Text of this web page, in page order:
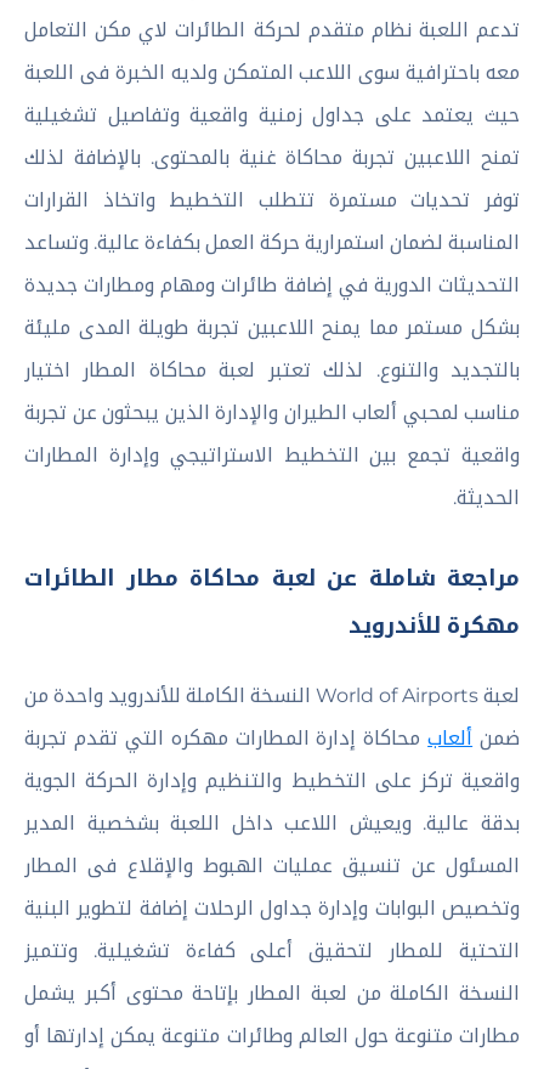
تدعم اللعبة نظام متقدم لحركة الطائرات لاي مكن التعامل
معه باحترافية سوى اللاعب المتمكن ولديه الخبرة فى اللعبة
حيث يعتمد على جداول زمنية واقعية وتفاصيل تشغيلية
تمنح اللاعبين تجربة محاكاة غنية بالمحتوى. بالإضافة لذلك
توفر تحديات مستمرة تتطلب التخطيط واتخاذ القرارات
المناسبة لضمان استمرارية حركة العمل بكفاءة عالية. وتساعد
التحديثات الدورية في إضافة طائرات ومهام ومطارات جديدة
بشكل مستمر مما يمنح اللاعبين تجربة طويلة المدى مليئة
بالتجديد والتنوع. لذلك تعتبر لعبة محاكاة المطار اختيار
مناسب لمحبي ألعاب الطيران والإدارة الذين يبحثون عن تجربة
واقعية تجمع بين التخطيط الاستراتيجي وإدارة المطارات
الحديثة.
مراجعة شاملة عن لعبة محاكاة مطار الطائرات
مهكرة للأندرويد
لعبة World of Airports النسخة الكاملة للأندرويد واحدة من
ضمن ألعابمحاكاة إدارة المطارات مهكره التي تقدم تجربة
واقعية تركز على التخطيط والتنظيم وإدارة الحركة الجوية
بدقة عالية. ويعيش اللاعب داخل اللعبة بشخصية المدير
المسئول عن تنسيق عمليات الهبوط والإقلاع فى المطار
وتخصيص البوابات وإدارة جداول الرحلات إضافة لتطوير البنية
التحتية للمطار لتحقيق أعلى كفاءة تشغيلية. وتتميز
النسخة الكاملة من لعبة المطار بإتاحة محتوى أكبر يشمل
مطارات متنوعة حول العالم وطائرات متنوعة يمكن إدارتها أو